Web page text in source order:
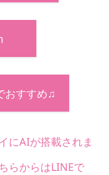
おすすめ♫
にAIが搭載されま
らからはLINEで